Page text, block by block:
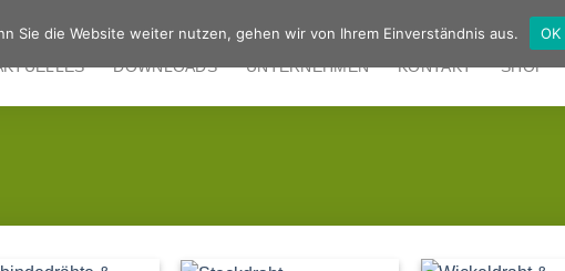
DOWNLOADS UNTERNEHMEN KONTAKT SHOP
Sie die Website weiter nutzen, gehen wir von Ihrem Einverständnis aus. OK